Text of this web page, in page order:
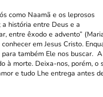
como Naamã e os leprosos
a história entre Deus e a
entre êxodo e advento”
em Jesus Cristo.
também Ele nos buscar. A
à morte. Deixa-nos, porém, o
e tudo Lhe entrega antes